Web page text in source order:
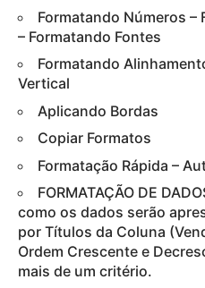
Formatando Números
– Formatando Fontes
Formatando
Vertical
Aplicando Bordas
Copiar Formatos
Formatação Rápida –
FORMATAÇÃO DE
como os dados serão
por Títulos da Coluna
Ordem Crescente e
mais de um critério.